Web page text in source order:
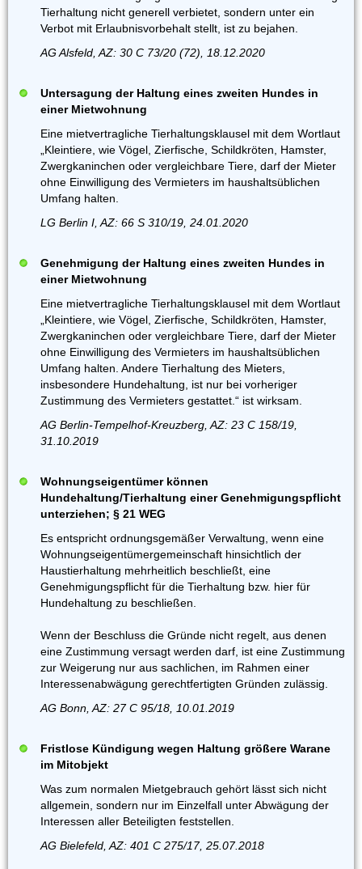
Tierhaltung nicht generell verbietet, sondern unter ein
Verbot mit Erlaubnisvorbehalt stellt, ist zu bejahen.
AG Alsfeld, AZ: 30 C 73/20 (72), 18.12.2020
Untersagung der Haltung eines zweiten Hundes in
einer Mietwohnung
Eine mietvertragliche Tierhaltungsklausel mit dem Wortlaut
„Kleintiere, wie Vögel, Zierfische, Schildkröten, Hamster,
Zwergkaninchen oder vergleichbare Tiere, darf der Mieter
ohne Einwilligung des Vermieters im haushaltsüblichen
Umfang halten.
LG Berlin I, AZ: 66 S 310/19, 24.01.2020
Genehmigung der Haltung eines zweiten Hundes in
einer Mietwohnung
Eine mietvertragliche Tierhaltungsklausel mit dem Wortlaut
„Kleintiere, wie Vögel, Zierfische, Schildkröten, Hamster,
Zwergkaninchen oder vergleichbare Tiere, darf der Mieter
ohne Einwilligung des Vermieters im haushaltsüblichen
Umfang halten. Andere Tierhaltung des Mieters,
insbesondere Hundehaltung, ist nur bei vorheriger
Zustimmung des Vermieters gestattet.“ ist wirksam.
AG Berlin-Tempelhof-Kreuzberg, AZ: 23 C 158/19,
31.10.2019
Wohnungseigentümer können
Hundehaltung/Tierhaltung einer Genehmigungspflicht
unterziehen; § 21 WEG
Es entspricht ordnungsgemäßer Verwaltung, wenn eine
Wohnungseigentümergemeinschaft hinsichtlich der
Haustierhaltung mehrheitlich beschließt, eine
Genehmigungspflicht für die Tierhaltung bzw. hier für
Hundehaltung zu beschließen.
Wenn der Beschluss die Gründe nicht regelt, aus denen
eine Zustimmung versagt werden darf, ist eine Zustimmung
zur Weigerung nur aus sachlichen, im Rahmen einer
Interessenabwägung gerechtfertigten Gründen zulässig.
AG Bonn, AZ: 27 C 95/18, 10.01.2019
Fristlose Kündigung wegen Haltung größere Warane
im Mitobjekt
Was zum normalen Mietgebrauch gehört lässt sich nicht
allgemein, sondern nur im Einzelfall unter Abwägung der
Interessen aller Beteiligten feststellen.
AG Bielefeld, AZ: 401 C 275/17, 25.07.2018